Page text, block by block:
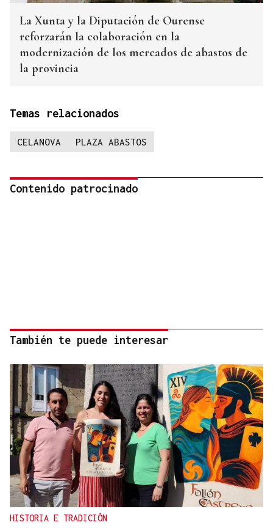
La Xunta y la Diputación de Ourense
reforzarán la colaboración en la
modernización de los mercados de abastos de
la provincia
Temas relacionados
CELANOVA PLAZA ABASTOS
Contenido patrocinado
También te puede interesar
HISTORIA E TRADICIÓN